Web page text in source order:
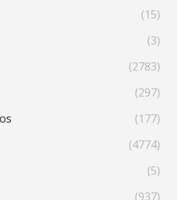
(15)
(3)
(2783)
(297)
(177)
(4774)
(5)
(937)